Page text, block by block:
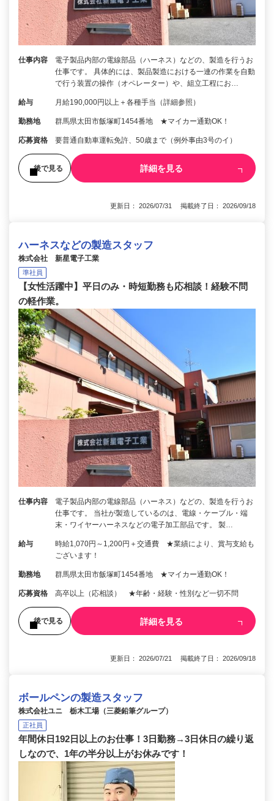
仕事内容
電子製品内部の電線部品（ハーネス）などの、製造を行うお
仕事です。 具体的には、製品製造における一連の作業を自動
で行う装置の操作（オペレーター）や、組立工程にお…
給与 月給190,000円以上＋各種手当（詳細参照）
勤務地 群馬県太田市飯塚町1454番地 ★マイカー通勤OK！
応募資格 要普通自動車運転免許、50歳まで（例外事由3号のイ）
後で見る 詳細を見る
更新日： 2026/07/31 掲載終了日： 2026/09/18
ハーネスなどの製造スタッフ
株式会社 新星電子工業
準社員
【女性活躍中】平日のみ・時短勤務も応相談！経験不問
の軽作業。
仕事内容
電子製品内部の電線部品（ハーネス）などの、製造を行うお
仕事です。 当社が製造しているのは、電線・ケーブル・端
末・ワイヤーハーネスなどの電子加工部品です。 製…
給与
時給1,070円～1,200円＋交通費 ★業績により、賞与支給も
ございます！
勤務地 群馬県太田市飯塚町1454番地 ★マイカー通勤OK！
応募資格 高卒以上（応相談） ★年齢・経験・性別など一切不問
後で見る 詳細を見る
更新日： 2026/07/21 掲載終了日： 2026/09/18
ボールペンの製造スタッフ
株式会社ユニ 栃木工場（三菱鉛筆グループ）
正社員
年間休日192日以上のお仕事！3日勤務→3日休日の繰り返
しなので、1年の半分以上がお休みです！